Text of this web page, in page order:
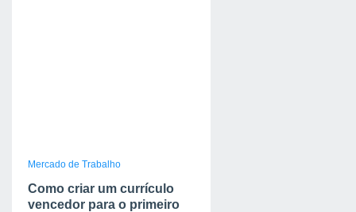
Mercado de Trabalho
Como criar um currículo
vencedor para o primeiro